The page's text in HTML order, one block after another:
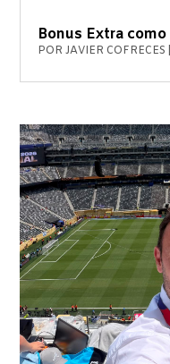
Bonus Extra
PORJAVIER COFRECES